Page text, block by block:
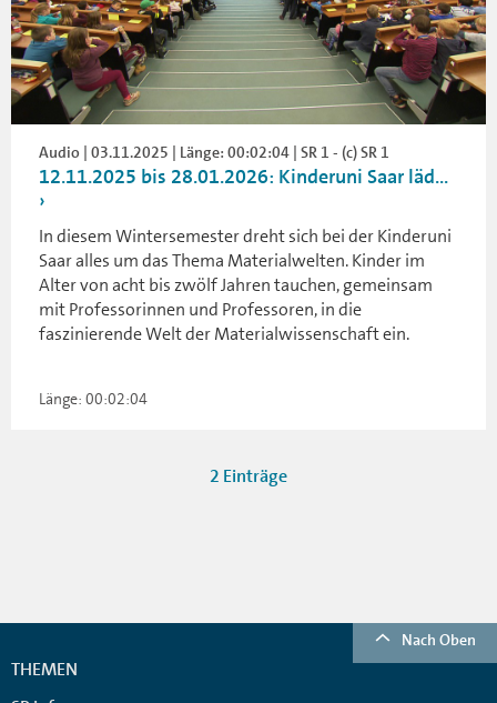
Audio | 03.11.2025 | Länge: 00:02:04 | SR 1 - (c) SR 1
12.11.2025 bis 28.01.2026: Kinderuni Saar läd...
In diesem Wintersemester dreht sich bei der Kinderuni
Saar alles um das Thema Materialwelten. Kinder im
Alter von acht bis zwölf Jahren tauchen, gemeinsam
mit Professorinnen und Professoren, in die
faszinierende Welt der Materialwissenschaft ein.
Länge: 00:02:04
2 Einträge
Nach Oben
THEMEN